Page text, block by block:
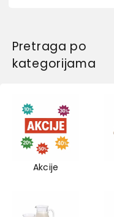
Pretraga po
kategorijama
Akcije